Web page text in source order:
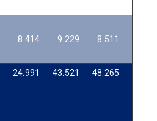
8.414 9.229 8.511
24.991 43.521 48.265